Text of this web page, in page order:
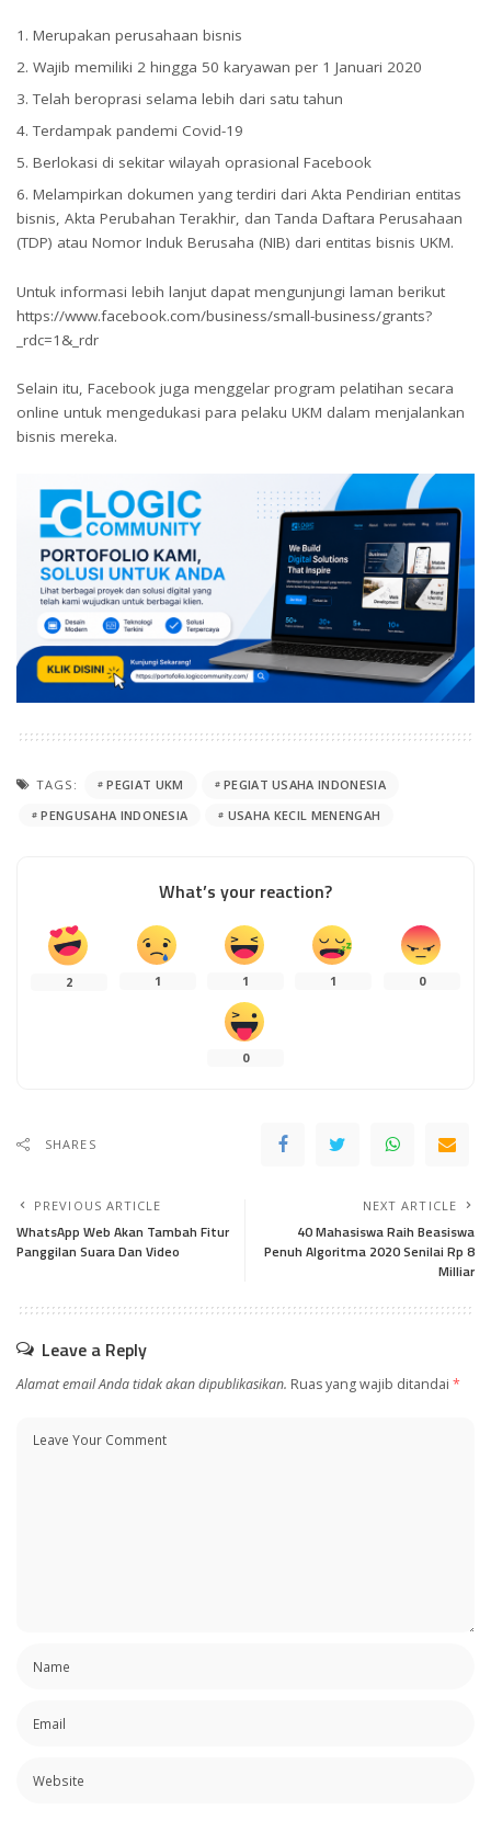
Merupakan perusahaan bisnis
Wajib memiliki 2 hingga 50 karyawan per 1 Januari 2020
Telah beroprasi selama lebih dari satu tahun
Terdampak pandemi Covid-19
Berlokasi di sekitar wilayah oprasional Facebook
Melampirkan dokumen yang terdiri dari Akta Pendirian entitas
bisnis, Akta Perubahan Terakhir, dan Tanda Daftara Perusahaan
(TDP) atau Nomor Induk Berusaha (NIB) dari entitas bisnis UKM.
Untuk informasi lebih lanjut dapat mengunjungi laman berikut
https://www.facebook.com/business/small-business/grants?
_rdc=1&_rdr
Selain itu, Facebook juga menggelar program pelatihan secara
online untuk mengedukasi para pelaku UKM dalam menjalankan
bisnis mereka.
TAGS: PEGIAT UKM
PEGIAT USAHA INDONESIA
PENGUSAHA INDONESIA
USAHA KECIL MENENGAH
What’s your reaction?
2 1 1 1 0
0
SHARES
PREVIOUS ARTICLE
WhatsApp Web Akan Tambah Fitur
Panggilan Suara Dan Video
NEXT ARTICLE
40 Mahasiswa Raih Beasiswa
Penuh Algoritma 2020 Senilai Rp 8
Milliar
Leave a Reply
Alamat email Anda tidak akan dipublikasikan. Ruas yang wajib ditandai *